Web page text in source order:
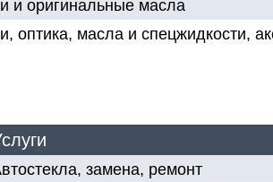
и оригинальные масла
оптика, масла и спецжидкости,
замена, ремонт